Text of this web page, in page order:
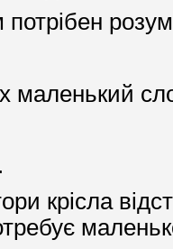
маленький
крісла